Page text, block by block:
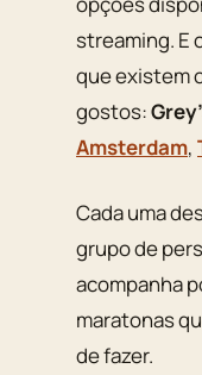
streaming. E
que existem
gostos:
Amsterdam,
Cada uma
grupo de
acompanha
maratonas
de fazer.